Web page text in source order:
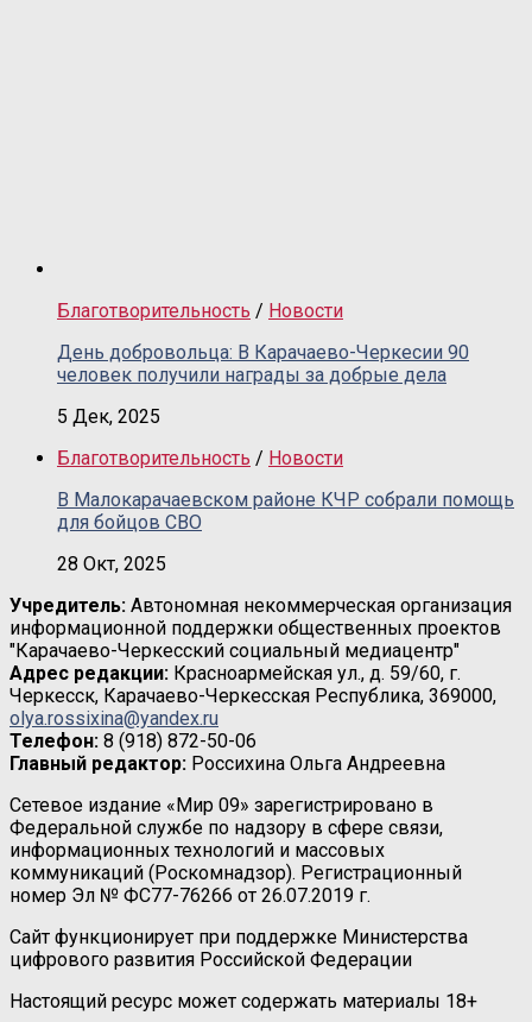
Благотворительность / Новости
День добровольца: В Карачаево-Черкесии 90
человек получили награды за добрые дела
5 Дек, 2025
Благотворительность / Новости
В Малокарачаевском районе КЧР собрали помощь
для бойцов СВО
28 Окт, 2025
Учредитель: Автономная некоммерческая организация
информационной поддержки общественных проектов
"Карачаево-Черкесский социальный медиацентр"
Адрес редакции: Красноармейская ул., д. 59/60, г.
Черкесск, Карачаево-Черкесская Республика, 369000,
olya.rossixina@yandex.ru
Телефон: 8 (918) 872-50-06
Главный редактор: Россихина Ольга Андреевна
Сетевое издание «Мир 09» зарегистрировано в
Федеральной службе по надзору в сфере связи,
информационных технологий и массовых
коммуникаций (Роскомнадзор). Регистрационный
номер Эл № ФС77-76266 от 26.07.2019 г.
Сайт функционирует при поддержке Министерства
цифрового развития Российской Федерации
Настоящий ресурс может содержать материалы 18+